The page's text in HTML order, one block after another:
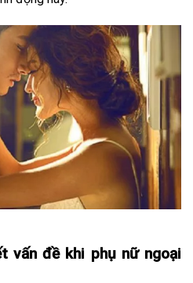
vấn đề khi phụ nữ ngoại